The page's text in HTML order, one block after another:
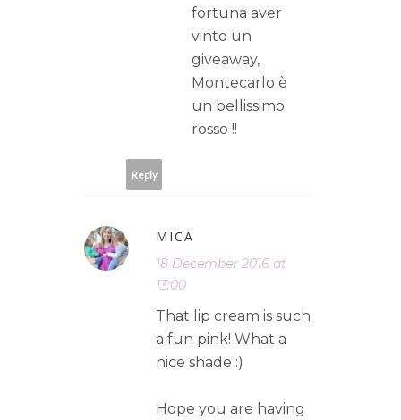
fortuna aver
vinto un
giveaway,
Montecarlo è
un bellissimo
rosso !!
Reply
MICA
18 December 2016 at
13:00
That lip cream is such
a fun pink! What a
nice shade :)
Hope you are having